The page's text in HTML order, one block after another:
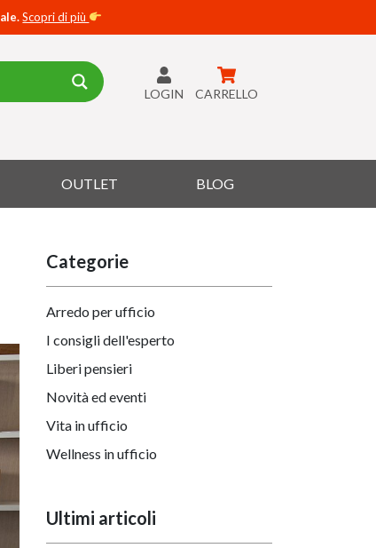
Scopri di più
LOGIN CARRELLO
OUTLET BLOG
Categorie
Arredo per ufficio
I consigli dell'esperto
Liberi pensieri
Novità ed eventi
Vita in ufficio
Wellness in ufficio
Ultimi articoli